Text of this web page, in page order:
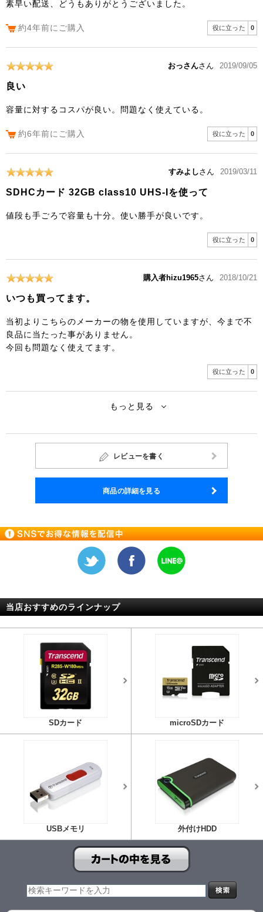
素早い配送、どうもありがとうございました。
約4年前にご購入 役に立った 0
おっさんさん 2019/09/05
良い
容量に対するコスパが良い。問題なく使えている。
約6年前にご購入 役に立った 0
すみよしさん 2019/03/11
SDHCカード 32GB class10 UHS-Iを使って
値段も手ごろで容量も十分。使い勝手が良いです。
役に立った 0
購入者hizu1965さん 2018/10/21
いつも買ってます。
当初よりこちらのメーカーの物を使用していますが、今まで不
良品に当たった事がありません。
今回も問題なく使えてます。
役に立った 0
もっと見る
レビューを書く
商品の詳細を見る
当店おすすめのラインナップ
SDカード microSDカード
USBメモリ 外付けHDD